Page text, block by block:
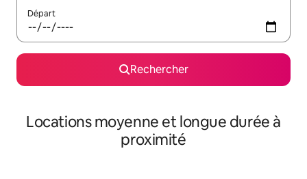
Départ
Rechercher
Locations moyenne et longue durée à
proximité